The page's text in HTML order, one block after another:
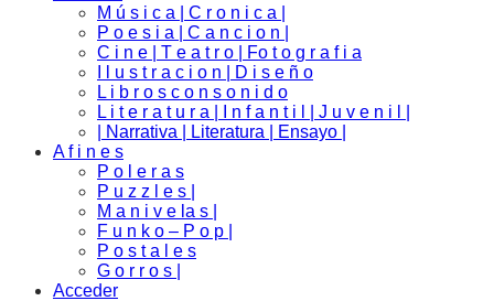
M ú s i c a | C r o n i c a |
P o e s i a | C a n c i o n |
C i n e | T e a t r o | Fo t o g r a f i a
I l u s t r a c i o n | D i s e ñ o
L i b r o s c o n s o n i d o
L i t e r a t u r a | I n f a n t i l | J u v e n i l |
| Narrativa | Literatura | Ensayo |
A f i n e s
P o l e r a s
P u z z l e s |
M a n i v e la s |
F u n k o – P o p |
P o s t a l e s
G o r r o s |
Acceder